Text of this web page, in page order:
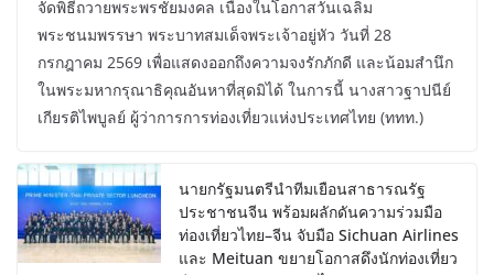
จัดพิธีถวายพระพรชัยมงคล เนื่องในโอกาสวันเฉลิม
พระชนมพรรษา พระบาทสมเด็จพระเจ้าอยู่หัว วันที่ 28
กรกฎาคม 2569 เพื่อแสดงออกถึงความจงรักภักดี และน้อมสำนึก
ในพระมหากรุณาธิคุณอันหาที่สุดมิได้ ในการนี้ นางสาวฐาปนีย์
เกียรติไพบูลย์ ผู้ว่าการการท่องเที่ยวแห่งประเทศไทย (ททท.)
นายกรัฐมนตรีนำทีมเยือนสาธารณรัฐ
ประชาชนจีน พร้อมผลักดันความร่วมมือ
ท่องเที่ยวไทย–จีน จับมือ Sichuan Airlines
และ Meituan ขยายโอกาสดึงนักท่องเที่ยว